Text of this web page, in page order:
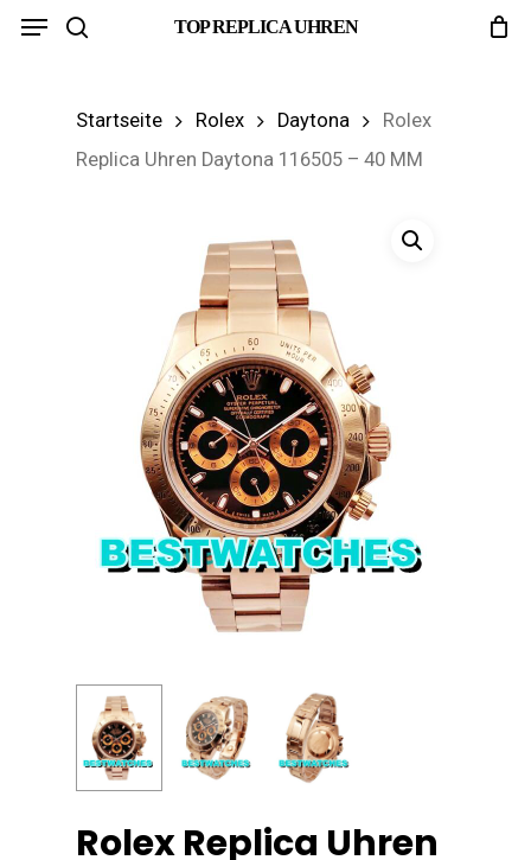
Skip
TOP REPLICA UHREN
Menu
Startseite Rolex Daytona
Rolex
Replica Uhren Daytona 116505 – 40 MM
Rolex Replica Uhren